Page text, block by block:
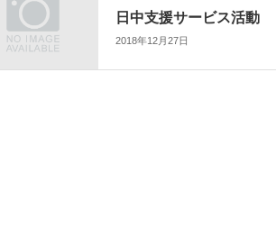
日中支援サービス活動
2018年12月27日